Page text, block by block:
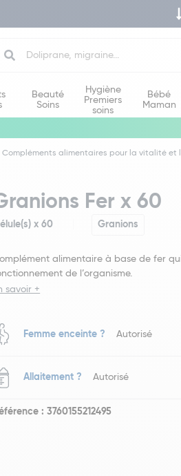
Beauté
Soins
Hygiène
Premiers
soins
Bébé
Maman
Compléments alimentaires pour la vitalité et
Fer x 60
x 60 Granions
alimentaire à base de fer
de l’organisme.
savoir +
Femme enceinte ? Autorisé
Allaitement ? Autorisé
: 3760155212495